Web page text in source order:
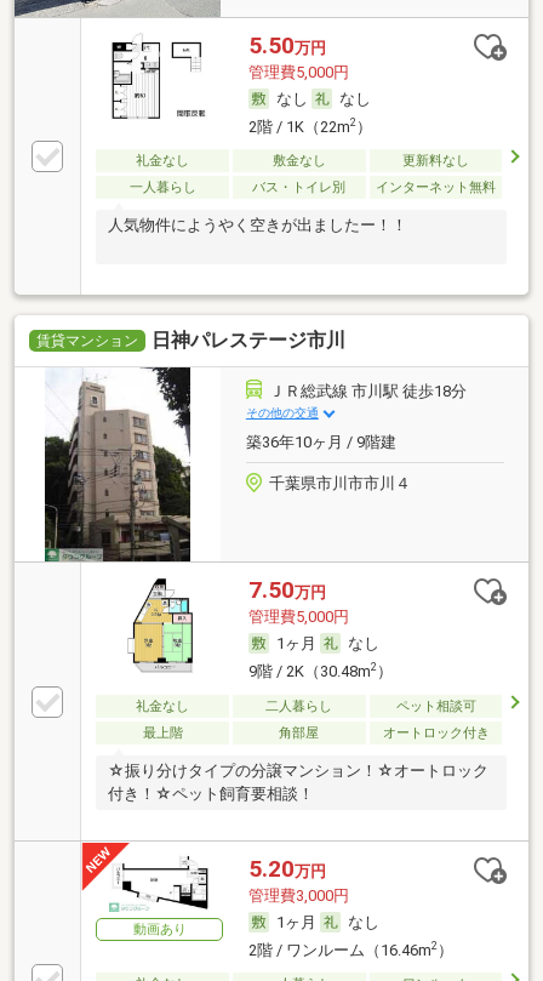
5.50万円
管理費5,000円
なし
なし
2階 / 1K（22m2）
礼金なし 敷金なし
更新料なし
一人暮らし
バス・トイレ別 インターネット無料
人気物件にようやく空きが出ましたー！！
賃貸マンション 日神パレステージ市川
ＪＲ総武線 市川駅 徒歩18分
その他の交通
築36年10ヶ月 / 9階建
千葉県市川市市川４
7.50万円
管理費5,000円
1ヶ月
なし
9階 / 2K（30.48m2）
礼金なし 二人暮らし
ペット相談可
最上階
角部屋 オートロック付き
☆振り分けタイプの分譲マンション！☆オートロック
付き！☆ペット飼育要相談！
動画あり
5.20万円
管理費3,000円
1ヶ月
なし
2階 / ワンルーム（16.46m2）